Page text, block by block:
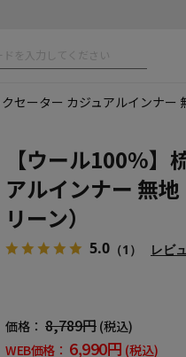
セーター カジュアルインナ
【ウール100%】
アルインナー 無
リーン）
5.0 （1） レビ
価格： 8,789円 (税込)
WEB価格： 6,990円 (税込)